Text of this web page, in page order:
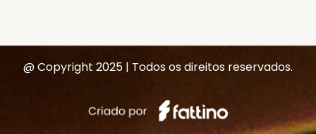
@ Copyright 2025 | Todos os direitos reservados.